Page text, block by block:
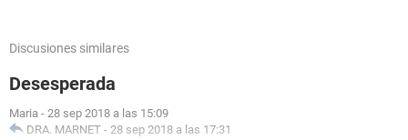
Discusiones similares
Desesperada
Maria - 28 sep 2018 a las 15:09
DRA. MARNET - 28 sep 2018 a las 17:31